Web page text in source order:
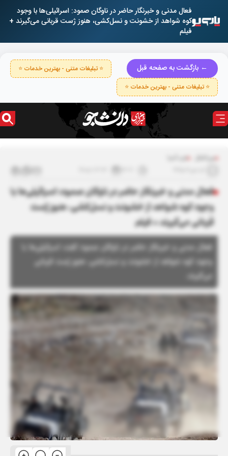
فعال مدنی و خبرنگار حاضر در ناوگان صمود: اسرائیلی‌ها با وجود
کوه شواهد از خشونت و نسل‌کشی، هنوز ژست قربانی می‌گیرند +
فیلم
← بازگشت به صفحه قبل
⭐ تبلیغات متنی - بهترین خدمات ⭐
⭐ تبلیغات متنی - بهترین خدمات ⭐